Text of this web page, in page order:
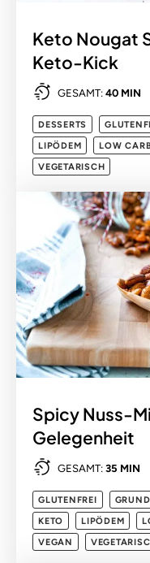
Keto Nougat
Keto-Kick
GESAMT: 40 MIN
DESSERTS
LIPÖDEM
LOW
VEGETARISCH
Spicy Nuss-
Gelegenheit
GESAMT: 35 MIN
GLUTENFREI
KETO
LIPÖDEM
VEGAN